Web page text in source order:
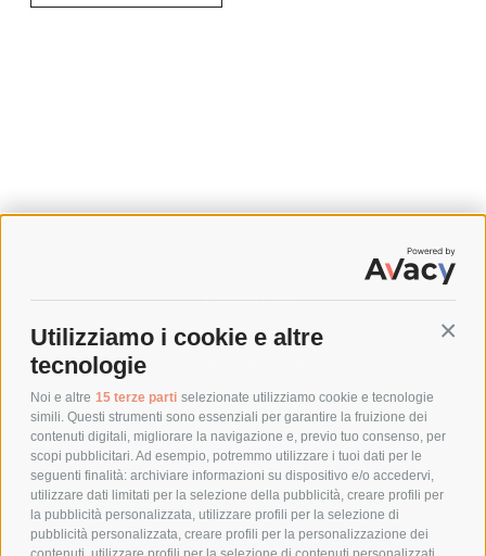
Utilizziamo i cookie e altre
tecnologie
Noi e altre 15 terze parti selezionate utilizziamo cookie e tecnologie
simili. Questi strumenti sono essenziali per garantire la fruizione dei
contenuti digitali, migliorare la navigazione e, previo tuo consenso, per
scopi pubblicitari. Ad esempio, potremmo utilizzare i tuoi dati per le
seguenti finalità: archiviare informazioni su dispositivo e/o accedervi,
utilizzare dati limitati per la selezione della pubblicità, creare profili per
la pubblicità personalizzata, utilizzare profili per la selezione di
pubblicità personalizzata, creare profili per la personalizzazione dei
SPEDIZIONI
COSTI DI SPEDIZIONE
POLITICA DI RESO
POLICY
PRIVACY POLICY
COOKIE POLICY